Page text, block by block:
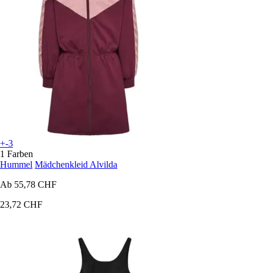
+-3
1 Farben
Hummel Mädchenkleid Alvilda
Ab 55,78 CHF
23,72 CHF